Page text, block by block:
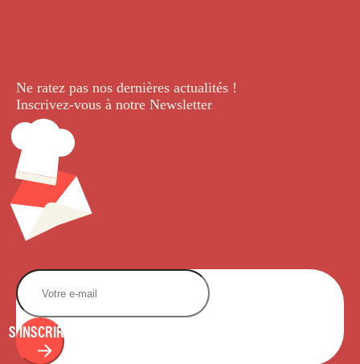
Ne ratez pas nos dernières actualités !
Inscrivez-vous à notre Newsletter.
S'INSCRIRE